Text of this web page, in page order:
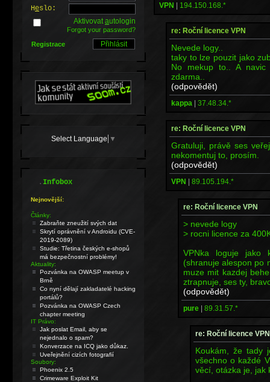
VPN | 194.150.168.*
re: Roční licence VPN
Nevede logy..
taky to lze pouzit jako
No mekup to.. A navic
zdarma..
(odpovědět)
kappa | 37.48.34.*
re: Roční licence VPN
Gratuluji, právě ses
nekomentuj to, prosím.
(odpovědět)
VPN | 89.105.194.*
re: Roční licence VPN
> nevede logy
> rocni licence za
VPNka loguje jako
(shranuje alespon po
muze mit kazdej
ztrapnuje, ses ty,
(odpovědět)
pure | 89.31.57.*
re: Roční licence VPN
Koukám, že tady
všechno o každé
věcí, otázka je, jak
Heslo:
Aktivovatautologin
Forgot your password?
Registrace
Select Language ▼
.Infobox
Nejnovější:
Články:
Zabraňte zneužití svých dat
Skrytí oprávnění v Androidu (CVE-
2019-2089)
Studie: Třetina českých e-shopů
má bezpečnostní problémy!
Aktuality:
Pozvánka na OWASP meetup v
Brně
Co nyní dělají zakladatelé hacking
portálů?
Pozvánka na OWASP Czech
chapter meeting
IT Právo:
Jak poslat Email, aby se
nejednalo o spam?
Konverzace na ICQ jako důkaz.
Uveřejnění cizích fotografií
Soubory:
Phoenix 2.5
Crimeware Exploit Kit